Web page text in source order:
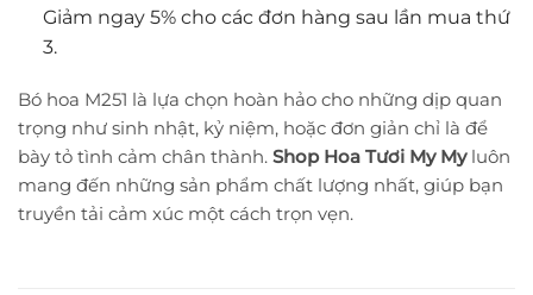
Giảm ngay 5% cho các đơn hàng sau lần mua thứ
3.
Bó hoa M251 là lựa chọn hoàn hảo cho những dịp quan
trọng như sinh nhật, kỷ niệm, hoặc đơn giản chỉ là để
bày tỏ tình cảm chân thành. Shop Hoa Tươi My Myluôn
mang đến những sản phẩm chất lượng nhất, giúp bạn
truyền tải cảm xúc một cách trọn vẹn.